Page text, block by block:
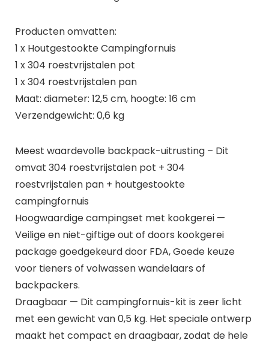
Producten omvatten:
1 x Houtgestookte Campingfornuis
1 x 304 roestvrijstalen pot
1 x 304 roestvrijstalen pan
Maat: diameter: 12,5 cm, hoogte: 16 cm
Verzendgewicht: 0,6 kg
Meest waardevolle backpack-uitrusting – Dit
omvat 304 roestvrijstalen pot + 304
roestvrijstalen pan + houtgestookte
campingfornuis
Hoogwaardige campingset met kookgerei —
Veilige en niet-giftige out of doors kookgerei
package goedgekeurd door FDA, Goede keuze
voor tieners of volwassen wandelaars of
backpackers.
Draagbaar — Dit campingfornuis-kit is zeer licht
met een gewicht van 0,5 kg. Het speciale ontwerp
maakt het compact en draagbaar, zodat de hele